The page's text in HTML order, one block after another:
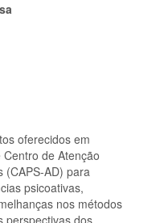
oferecidos em
de Atenção
(CAPS-AD) para
psicoativas,
nos métodos